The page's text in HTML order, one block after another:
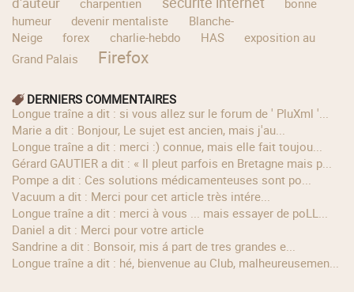
charpentien
bonne
humeur
devenir mentaliste
Blanche-
Neige
forex charlie-hebdo HAS
exposition au
Grand Palais
Firefox
DERNIERS COMMENTAIRES
longue traîne a dit : si vous allez sur le forum de ' PluXml '...
Marie a dit : Bonjour, Le sujet est ancien, mais j'au...
longue traîne a dit : merci :) connue, mais elle fait toujou...
Gérard GAUTIER a dit : « Il pleut parfois en Bretagne mais p...
Pompe a dit : Ces solutions médicamenteuses sont po...
Vacuum a dit : Merci pour cet article très intére...
longue traîne a dit : merci à vous ... mais essayer de poLL...
Daniel a dit : Merci pour votre article
Sandrine a dit : Bonsoir, mis á part de tres grandes e...
longue traîne a dit : hé, bienvenue au Club, malheureusemen...